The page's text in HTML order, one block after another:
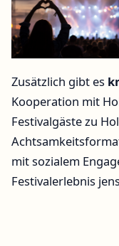
Zusätzlich gibt es
Kooperation mit
Festivalgäste zu
mit sozialem
Festivalerlebnis